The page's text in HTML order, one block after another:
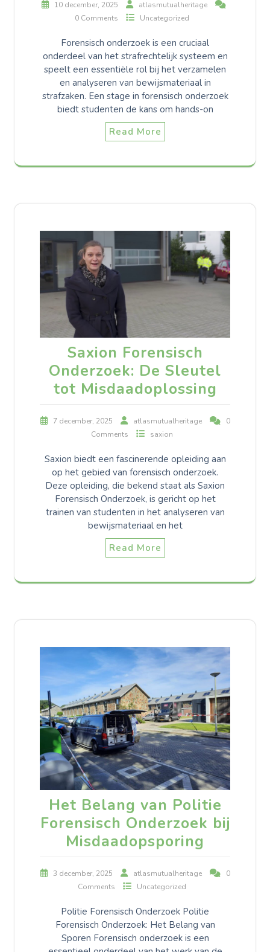
10 december, 2025
atlasmutualheritage
0 Comments
Uncategorized
Forensisch onderzoek is een cruciaal
onderdeel van het strafrechtelijk systeem en
speelt een essentiële rol bij het verzamelen
en analyseren van bewijsmateriaal in
strafzaken. Een stage in forensisch onderzoek
biedt studenten de kans om hands-on
Read More
Saxion Forensisch
Onderzoek: De Sleutel
tot Misdaadoplossing
7 december, 2025 atlasmutualheritage
0
Comments
saxion
Saxion biedt een fascinerende opleiding aan
op het gebied van forensisch onderzoek.
Deze opleiding, die bekend staat als Saxion
Forensisch Onderzoek, is gericht op het
trainen van studenten in het analyseren van
bewijsmateriaal en het
Read More
Het Belang van Politie
Forensisch Onderzoek bij
Misdaadopsporing
3 december, 2025 atlasmutualheritage
0
Comments
Uncategorized
Politie Forensisch Onderzoek Politie
Forensisch Onderzoek: Het Belang van
Sporen Forensisch onderzoek is een